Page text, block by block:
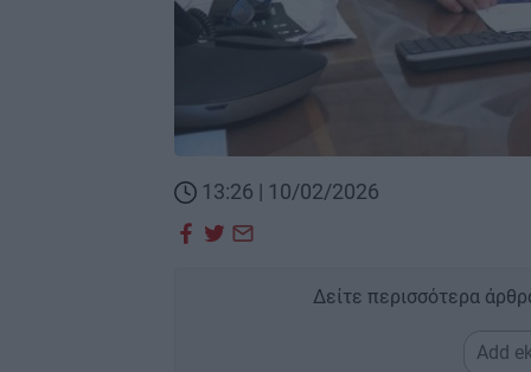
13:26 | 10/02/2026
Δείτε περισσότερα
Add